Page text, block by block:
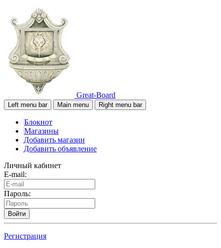
Great-Board
Left menu bar Main menu Right menu bar
Блокнот
Магазины
Добавить магазин
Добавить объявление
Личный кабинет
E-mail:
Пароль:
Войти
Регистрация